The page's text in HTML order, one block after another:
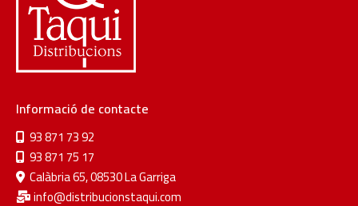
Informació de contacte
93 871 73 92
93 871 75 17
Calàbria 65, 08530 La Garriga
info@distribucionstaqui.com